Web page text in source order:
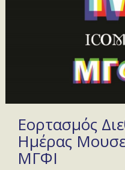
Εορτασμός
Ημέρας
ΜΓΦΙ